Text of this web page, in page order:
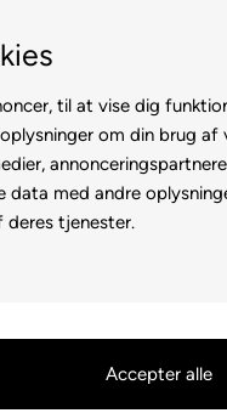
til at vise dig
om din brug af
data med andre
deres tjenester.
El-kørestol
136217